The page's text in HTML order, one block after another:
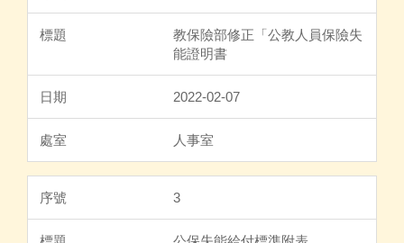
教保險部修正「公教人員保險失
能證明書
2022-02-07
人事室
3